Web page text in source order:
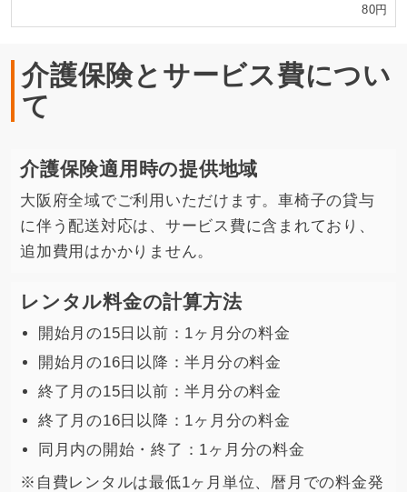
80円
介護保険とサービス費につい
て
介護保険適用時の提供地域
大阪府全域でご利用いただけます。車椅子の貸与
に伴う配送対応は、サービス費に含まれており、
追加費用はかかりません。
レンタル料金の計算方法
開始月の15日以前：1ヶ月分の料金
開始月の16日以降：半月分の料金
終了月の15日以前：半月分の料金
終了月の16日以降：1ヶ月分の料金
同月内の開始・終了：1ヶ月分の料金
※自費レンタルは最低1ヶ月単位、暦月での料金発